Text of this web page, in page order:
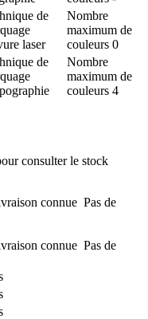
de
laser
Nombre
maximum de
couleurs 0
de
Nombre
maximum de
couleurs 4
consulter le stock
connue Pas de
connue Pas de